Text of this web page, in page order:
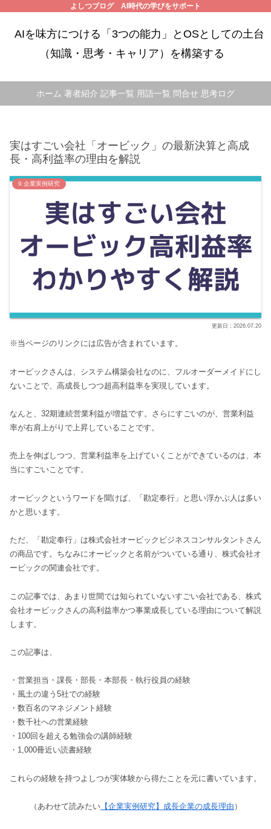
よしつブログ AI時代の学びをサポート
AIを味方につける「3つの能力」とOSとしての土台
（知識・思考・キャリア）を構築する
ホーム 著者紹介 記事一覧 用語一覧 問合せ 思考ログ
実はすごい会社「オービック」の最新決算と高成
長・高利益率の理由を解説
9.企業実例研究
2026.07.20
※当ページのリンクには広告が含まれています。
オービックさんは、システム構築会社なのに、フルオーダーメイドにし
ないことで、高成長しつつ超高利益率を実現しています。
なんと、32期連続営業利益が増益です。さらにすごいのが、営業利益
率が右肩上がりで上昇していることです。
売上を伸ばしつつ、営業利益率を上げていくことができているのは、本
当にすごいことです。
オービックというワードを聞けば、「勘定奉行」と思い浮かぶ人は多い
かと思います。
ただ、「勘定奉行」は株式会社オービックビジネスコンサルタントさん
の商品です。ちなみにオービックと名前がついている通り、株式会社オ
ービックの関連会社です。
この記事では、あまり世間では知られていないすごい会社である、株式
会社オービックさんの高利益率かつ事業成長している理由について解説
します。
この記事は、
・営業担当・課長・部長・本部長・執行役員の経験
・風土の違う5社での経験
・数百名のマネジメント経験
・数千社への営業経験
・100回を超える勉強会の講師経験
・1,000冊近い読書経験
これらの経験を持つよしつが実体験から得たことを元に書いています。
（あわせて読みたい【企業実例研究】成長企業の成長理由 ）